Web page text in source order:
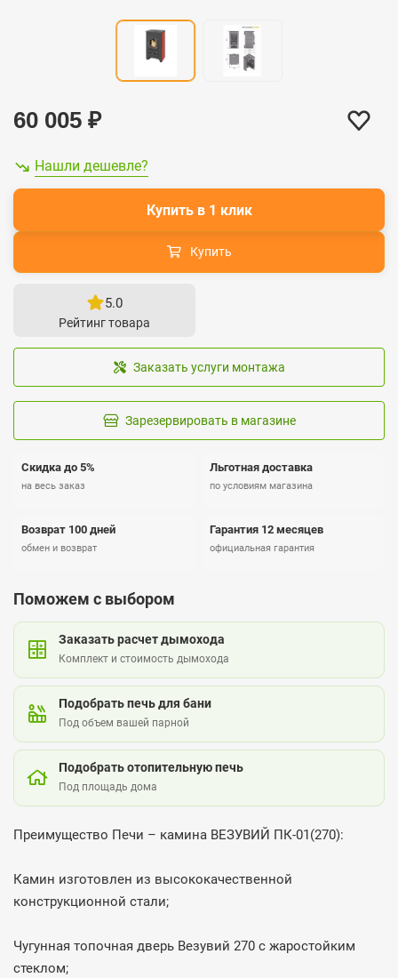
60 005 ₽
Нашли дешевле?
Купить
Купить в 1 клик
5.0
Рейтинг товара
Заказать услуги монтажа
Зарезервировать в магазине
Скидка до 5%
на весь заказ
Льготная доставка
по условиям магазина
Возврат 100 дней
обмен и возврат
Гарантия 12 месяцев
официальная гарантия
Поможем с выбором
Заказать расчет дымохода
Комплект и стоимость дымохода
Подобрать печь для бани
Под объем вашей парной
Подобрать отопительную печь
Под площадь дома
Преимущество Печи – камина ВЕЗУВИЙ ПК-01(270):
Камин изготовлен из высококачественной
конструкционной стали;
Чугунная топочная дверь Везувий 270 с жаростойким
стеклом;